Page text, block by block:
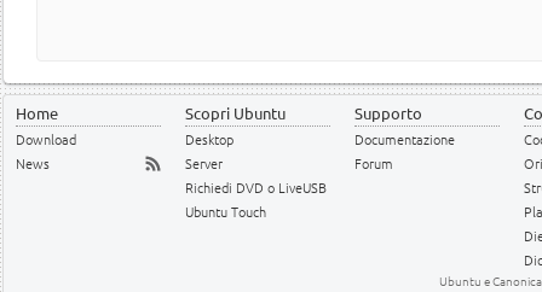
Home
Download
News
Scopri Ubuntu
Desktop
Server
Richiedi DVD o LiveUSB
Ubuntu Touch
Supporto
Documentazione
Forum
Ubuntu e